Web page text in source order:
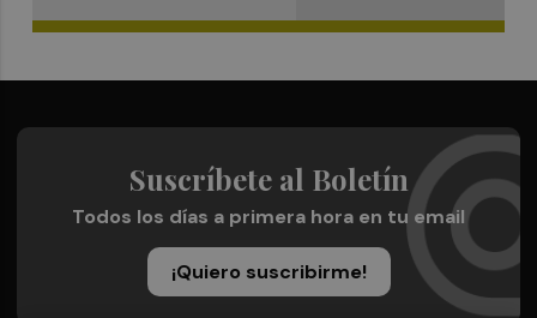
Suscríbete al Boletín
Todos los días a primera hora en tu email
¡Quiero suscribirme!